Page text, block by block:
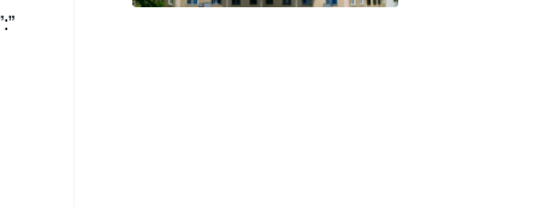
Apartment Building